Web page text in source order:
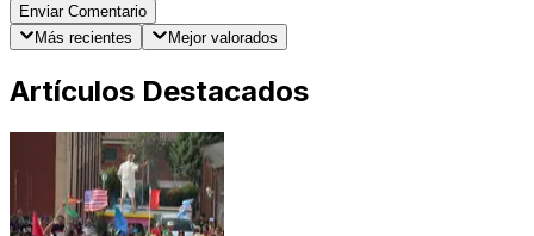
Enviar Comentario
Más recientes
Mejor valorados
Artículos Destacados